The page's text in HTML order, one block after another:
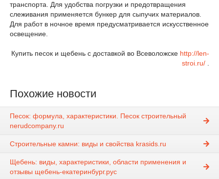
транспорта. Для удобства погрузки и предотвращения
слеживания применяется бункер для сыпучих материалов.
Для работ в ночное время предусматривается искусственное
освещение.
Купить песок и щебень с доставкой во Всеволожске http://len-
stroi.ru/
Похожие новости
Песок: формула, характеристики. Песок строительный
nerudcompany.ru
Строительные камни: виды и свойства krasids.ru
Щебень: виды, характеристики, области применения и
отзывы щебень-екатеринбург.рус